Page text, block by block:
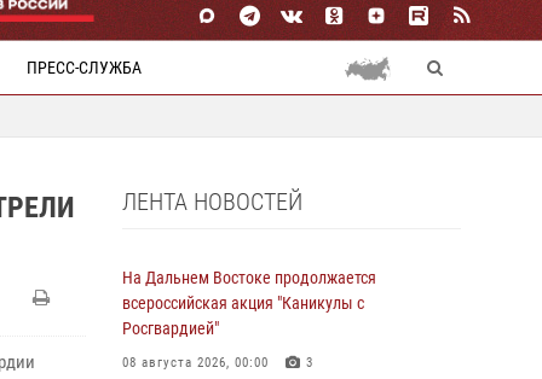
ПРЕСС-СЛУЖБА
ЛЕНТА НОВОСТЕЙ
На Дальнем Востоке продолжается
всероссийская акция "Каникулы с
Росгвардией"
08 августа 2026, 00:00 3